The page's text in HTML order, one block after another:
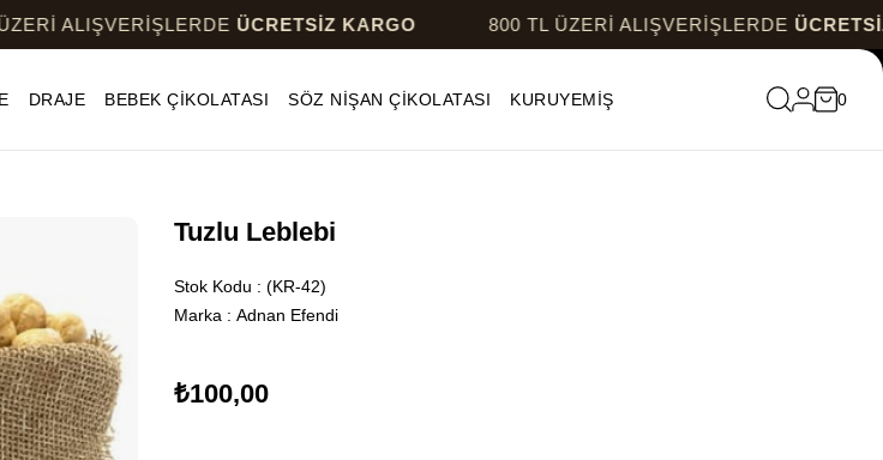
ÜCRETSİZ KARGO 800 TL ÜZERİ ALIŞVERİŞLERDEÜCRETSİZ
DRAJE BEBEK ÇİKOLATASI SÖZ NİŞAN ÇİKOLATASI KURUYEMİŞ 0
Tuzlu Leblebi
Stok Kodu
(KR-42)
Marka : Adnan Efendi
₺100,00